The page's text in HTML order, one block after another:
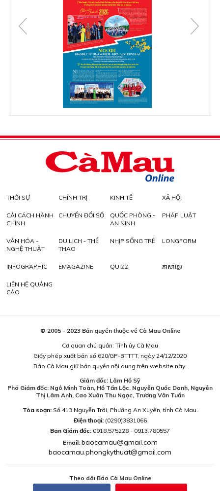
THỜI SỰ CHÍNH TRỊ KINH TẾ XÃ HỘI
CẢI CÁCH HÀNH
CHÍNH
CHUYỂN ĐỔI SỐ
QUỐC PHÒNG -
AN NINH
PHÁP LUẬT
VĂN HÓA -
NGHỆ THUẬT
DU LỊCH - THỂ
THAO
NHỊP SỐNG TRẺ LONGFORM
INFOGRAPHIC EMAGAZINE QUIZZ ភាសាខ្មែរ
LIÊN HỆ QUẢNG
CÁO
© 2005 - 2023 Bản quyền thuộc về Cà Mau Online
Cơ quan chủ quản: Tỉnh ủy Cà Mau
Giấy phép xuất bản số 620/GP-BTTTT, ngày 24/12/2020
Báo Cà Mau giữ bản quyền nội dung trên website này.
Giám đốc: Lâm Hồ Sỹ
Phó Giám đốc: Ngô Minh Toàn, Hồ Tấn Lộc, Nguyễn Quốc Danh, Nguyễn
Thị Lâm Anh, Cao Xuân Thu Ngọc, Trương Văn Tuấn
Tòa soạn:Số 413 Nguyễn Trãi, Phường An Xuyên, tỉnh Cà Mau.
Điện thoại: (0290)3831066
Ban Giám đốc: 0918.575228 - 0913.780557
Email: baocamau@gmail.com
baocamau.phongkythuat@gmail.com
Theo dõi Báo Cà Mau Online